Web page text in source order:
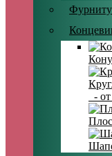
-